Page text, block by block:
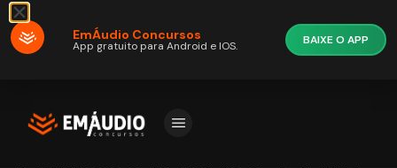
EmÁudio Concursos
App gratuito para Android e IOS. BAIXE O APP